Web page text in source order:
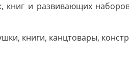
и развивающих
книги, канцтовары,